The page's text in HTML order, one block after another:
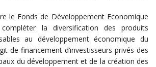
le Fonds de Développement Economique
la diversification des produits
au développement économique du
de financement d’investisseurs privés des
du développement et de la création des